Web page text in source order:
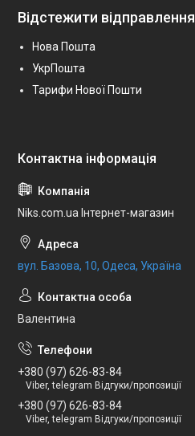
Відстежити відправлення
Нова Пошта
УкрПошта
Тарифи Нової Пошти
Niks.com.ua Інтернет-магазин
вул. Базова, 10, Одеса, Україна
Валентина
+380 (97) 626-83-84
Viber, telegram Відгуки/пропозиції
+380 (97) 626-83-84
Viber, telegram Відгуки/пропозиції